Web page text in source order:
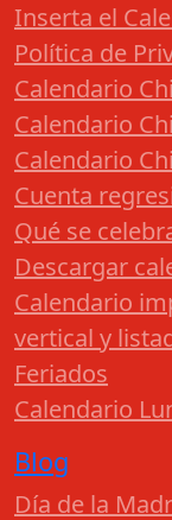
Inserta el
Política de
Calendario
Calendario
Calendario
Cuenta
Qué se
Descargar
Calendario
vertical y
Feriados
Calendario
Blog
Día de la